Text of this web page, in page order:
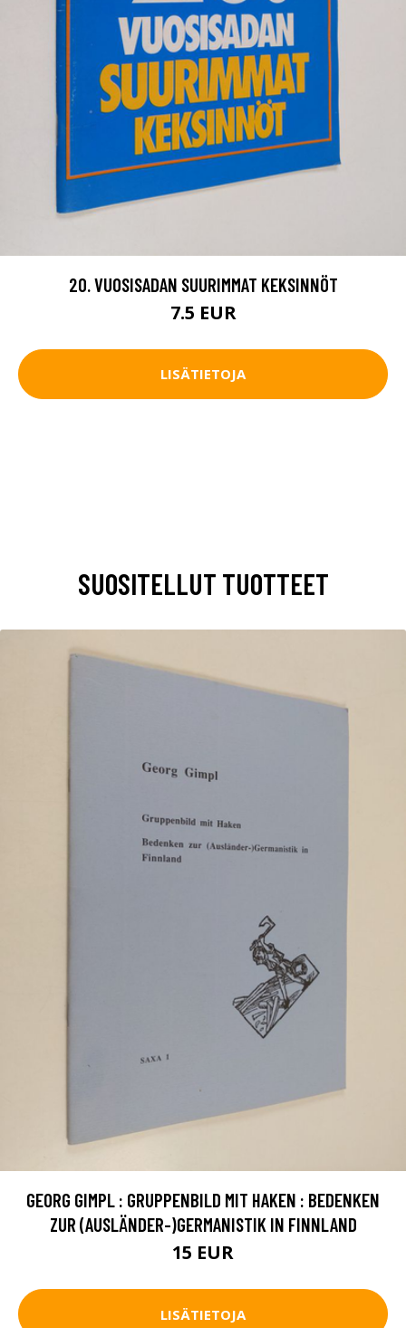
20. VUOSISADAN SUURIMMAT KEKSINNÖT
7.5 EUR
LISÄTIETOJA
SUOSITELLUT TUOTTEET
GEORG GIMPL : GRUPPENBILD MIT HAKEN : BEDENKEN
ZUR (AUSLÄNDER-)GERMANISTIK IN FINNLAND
15 EUR
LISÄTIETOJA